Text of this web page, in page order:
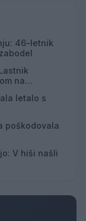
46-letnik
na
letalo s
poškodovala
V hiši našli